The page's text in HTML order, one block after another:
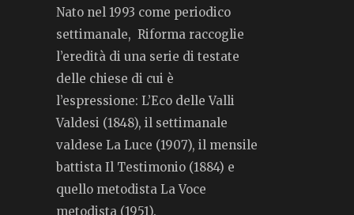
Nato nel 1993 come periodico
settimanale, Riforma raccoglie
l’eredità di una serie di testate
delle chiese di cui è
l’espressione: L’Eco delle Valli
Valdesi (1848), il settimanale
valdese La Luce (1907), il mensile
battista Il Testimonio (1884) e
quello metodista La Voce
metodista (1951).